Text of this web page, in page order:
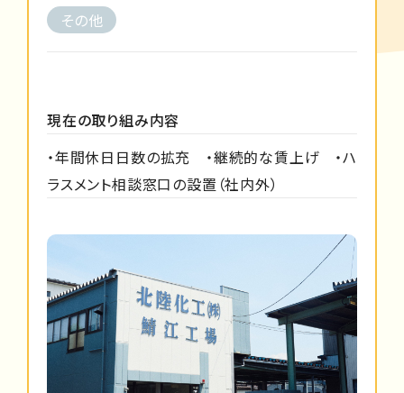
その他
現在の取り組み内容
・年間休日日数の拡充 ・継続的な賃上げ ・ハ
ラスメント相談窓口の設置（社内外）